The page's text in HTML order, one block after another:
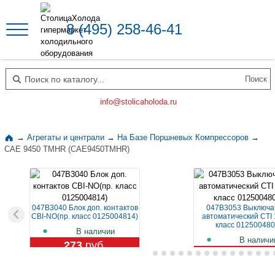
8 (495) 258-46-41
Поиск по каталогу
info@stolicaholoda.ru
→ Агрегаты и централи → На Базе Поршневых Компрессоров →
CAE 9450 TMHR (CAE9450TMHR)
047B3040 Блок доп. контактов
CBI-NO(пр. класс 0125004814)
В наличии
273руб.
047B3053
автоматический CTI
класс
В
1 129 руб.